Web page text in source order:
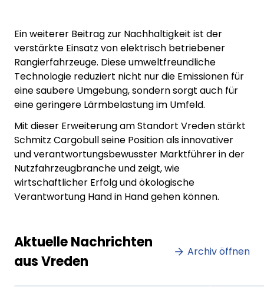
Ein weiterer Beitrag zur Nachhaltigkeit ist der
verstärkte Einsatz von elektrisch betriebener
Rangierfahrzeuge. Diese umweltfreundliche
Technologie reduziert nicht nur die Emissionen für
eine saubere Umgebung, sondern sorgt auch für
eine geringere Lärmbelastung im Umfeld.
Mit dieser Erweiterung am Standort Vreden stärkt
Schmitz Cargobull seine Position als innovativer
und verantwortungsbewusster Marktführer in der
Nutzfahrzeugbranche und zeigt, wie
wirtschaftlicher Erfolg und ökologische
Verantwortung Hand in Hand gehen können.
Aktuelle Nachrichten
aus Vreden
Archiv öffnen
Lorem ipsum Lorem ipsum